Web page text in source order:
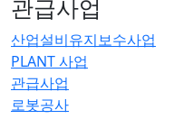
관급사업
산업설비유지보수사업
PLANT 사업
관급사업
로봇공사